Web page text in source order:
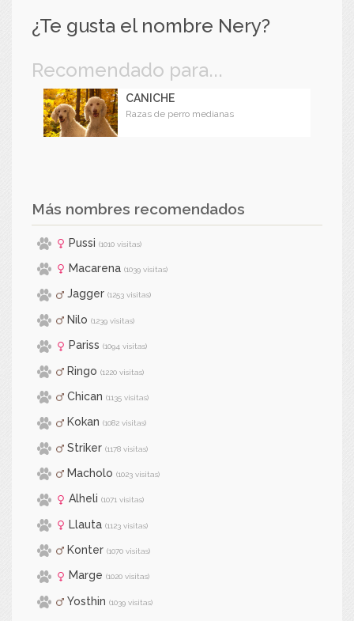
¿Te gusta el nombre Nery?
Recomendado para...
CANICHE
Razas de perro medianas
Más nombres recomendados
Pussi (1010 visitas)
Macarena (1039 visitas)
Jagger (1253 visitas)
Nilo (1239 visitas)
Pariss (1094 visitas)
Ringo (1220 visitas)
Chican (1135 visitas)
Kokan (1082 visitas)
Striker (1178 visitas)
Macholo (1023 visitas)
Alheli (1071 visitas)
Llauta (1123 visitas)
Konter (1070 visitas)
Marge (1020 visitas)
Yosthin (1039 visitas)